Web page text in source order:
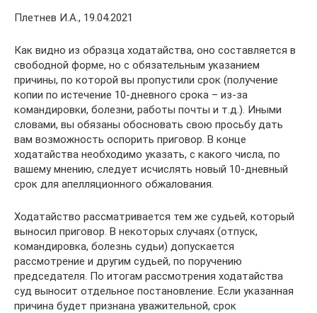
Плетнев И.А., 19.04.2021
Как видно из образца ходатайства, оно составляется в
свободной форме, но с обязательным указанием
причины, по которой вы пропустили срок (получение
копии по истечение 10-дневного срока – из-за
командировки, болезни, работы почты и т.д.). Иными
словами, вы обязаны обосновать свою просьбу дать
вам возможность оспорить приговор. В конце
ходатайства необходимо указать, с какого числа, по
вашему мнению, следует исчислять новый 10-дневный
срок для апелляционного обжалования.
Ходатайство рассматривается тем же судьей, который
выносил приговор. В некоторых случаях (отпуск,
командировка, болезнь судьи) допускается
рассмотрение и другим судьей, по поручению
председателя. По итогам рассмотрения ходатайства
суд выносит отдельное постановление. Если указанная
причина будет признана уважительной, срок